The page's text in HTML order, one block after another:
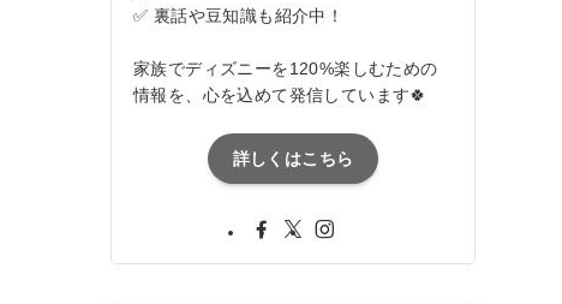
✅ 裏話や豆知識も紹介中！
家族でディズニーを120%楽しむための
情報を、心を込めて発信しています🍀
詳しくはこちら